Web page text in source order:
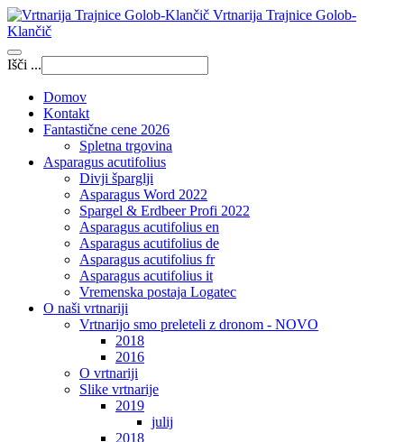
Vrtnarija Trajnice Golob-
Klančič
Išči ...
Domov
Kontakt
Fantastične cene 2026
Spletna trgovina
Asparagus acutifolius
Divji šparglji
Asparagus Word 2022
Spargel & Erdbeer Profi 2022
Asparagus acutifolius en
Asparagus acutifolius de
Asparagus acutifolius fr
Asparagus acutifolius it
Vremenska postaja Logatec
O naši vrtnariji
Vrtnarijo smo preleteli z dronom - NOVO
2018
2016
O vrtnariji
Slike vrtnarije
2019
julij
2018